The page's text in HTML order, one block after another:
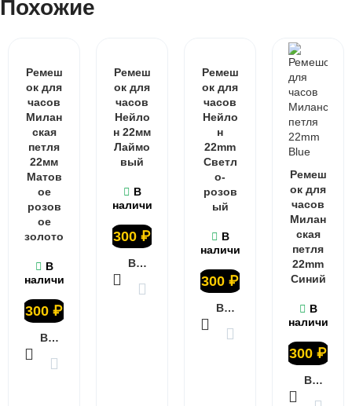
Похожие
Ремеш
ок для
часов
Милан
ская
петля
22мм
Матов
ое
розов
ое
золото
В
наличии
300 ₽
В КОРЗИНУ
Ремеш
ок для
часов
Нейло
н 22мм
Лаймо
вый
В
наличии
300 ₽
В КОРЗИНУ
Ремеш
ок для
часов
Нейло
н
22mm
Светл
о-
розов
ый
В
наличии
300 ₽
В КОРЗИНУ
Ремеш
ок для
часов
Милан
ская
петля
22mm
Синий
В
наличии
300 ₽
В КОРЗИНУ